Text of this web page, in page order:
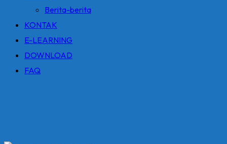
Berita-berita
KONTAK
E-LEARNING
DOWNLOAD
FAQ